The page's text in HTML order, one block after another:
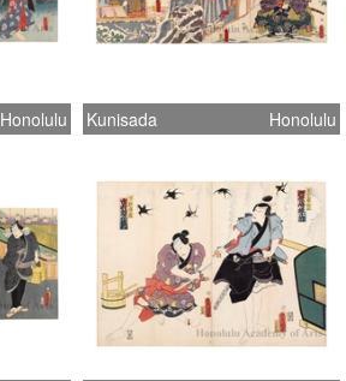
Honolulu Kunisada Honolulu